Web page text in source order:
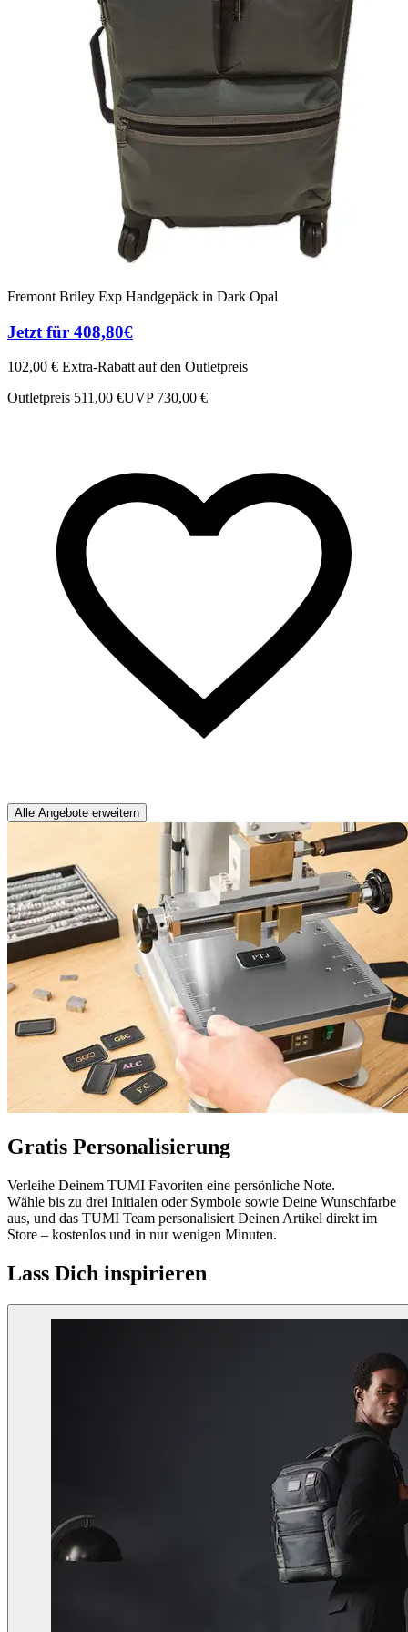
Fremont Briley Exp Handgepäck in Dark Opal
Jetzt für 408,80€
102,00 € Extra-Rabatt auf den Outletpreis
Outletpreis 511,00 €UVP 730,00 €
Alle Angebote erweitern
Gratis Personalisierung
Verleihe Deinem TUMI Favoriten eine persönliche Note.
Wähle bis zu drei Initialen oder Symbole sowie Deine Wunschfarbe
aus, und das TUMI Team personalisiert Deinen Artikel direkt im
Store – kostenlos und in nur wenigen Minuten.
Lass Dich inspirieren